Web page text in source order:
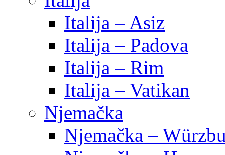
Italija – Asiz
Italija – Padova
Italija – Rim
Italija – Vatikan
Njemačka
Njemačka –